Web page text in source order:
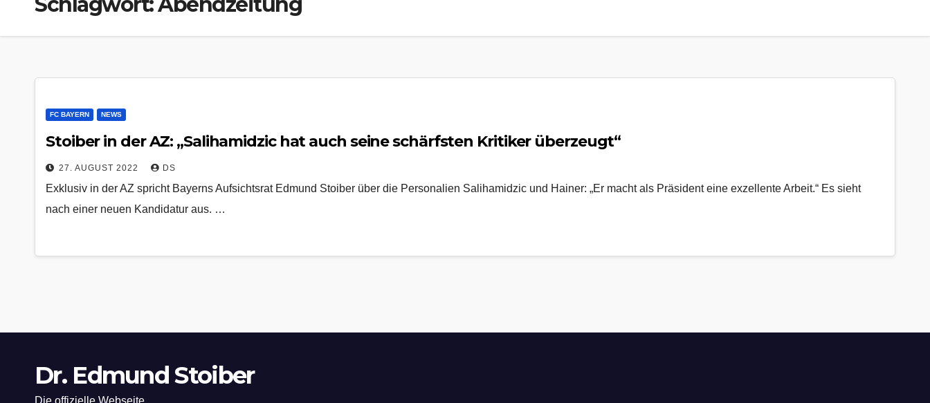
FC BAYERN NEWS
Stoiber in der AZ: „Salihamidzic hat auch seine schärfsten Kritiker überzeugt“
27. AUGUST 2022 DS
Exklusiv in der AZ spricht Bayerns Aufsichtsrat Edmund Stoiber über die Personalien Salihamidzic und Hainer: „Er macht als Präsident eine exzellente Arbeit.“ Es sieht
nach einer neuen Kandidatur aus. …
Dr. Edmund Stoiber
Die offizielle Webseite